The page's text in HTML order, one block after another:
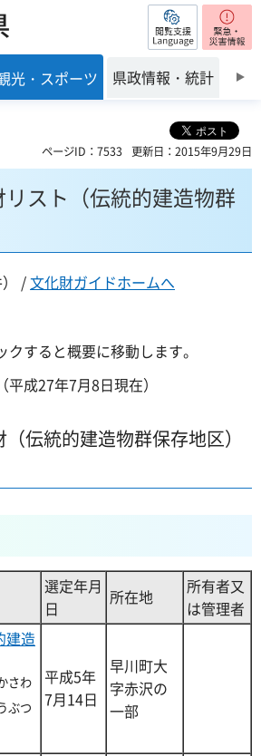
閲覧支援
光・スポーツ 県政情報・統計
ページID：7533 更新日：2015年9月29日
スト（伝統的建造物群
） /文化財ガイドホームへ
すると概要に移動します。
成27年7月8日現在）
伝統的建造物群保存地区）
選定年月
日
所在地
所有者又
は管理者
建造
さわ
ぶつ
平成5年
7月14日
早川町大
字赤沢の
一部